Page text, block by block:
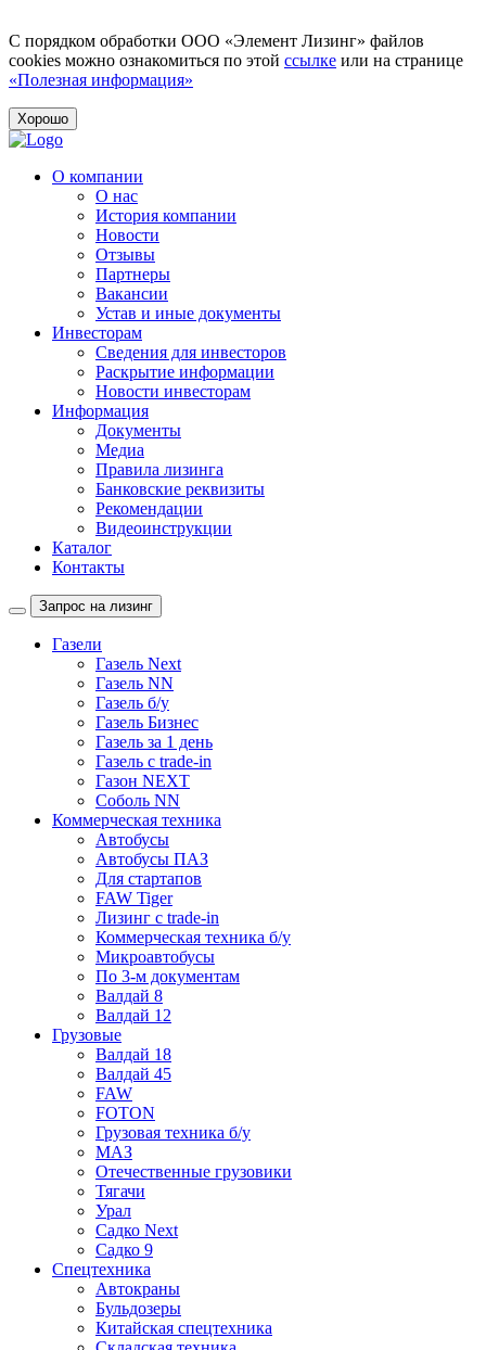
С порядком обработки ООО «Элемент Лизинг» файлов
cookies можно ознакомиться по этой ссылке или на странице
«Полезная информация»
Хорошо
О компании
О нас
История компании
Новости
Отзывы
Партнеры
Вакансии
Устав и иные документы
Инвесторам
Сведения для инвесторов
Раскрытие информации
Новости инвесторам
Информация
Документы
Медиа
Правила лизинга
Банковские реквизиты
Рекомендации
Видеоинструкции
Каталог
Контакты
Запрос на лизинг
Газели
Газель Next
Газель NN
Газель б/у
Газель Бизнес
Газель за 1 день
Газель с trade-in
Газон NEXT
Соболь NN
Коммерческая техника
Автобусы
Автобусы ПАЗ
Для стартапов
FAW Tiger
Лизинг с trade-in
Коммерческая техника б/у
Микроавтобусы
По 3-м документам
Валдай 8
Валдай 12
Грузовые
Валдай 18
Валдай 45
FAW
FOTON
Грузовая техника б/у
МАЗ
Отечественные грузовики
Тягачи
Урал
Садко Next
Садко 9
Спецтехника
Автокраны
Бульдозеры
Китайская спецтехника